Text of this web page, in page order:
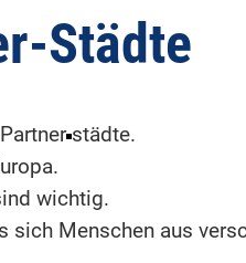
Städte
städte.
wichtig.
sich Menschen aus